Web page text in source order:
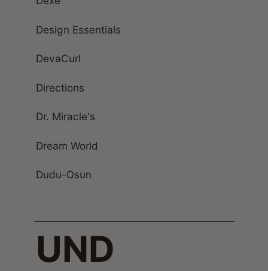
Design Essentials
DevaCurl
Directions
Dr. Miracle's
Dream World
Dudu-Osun
UND